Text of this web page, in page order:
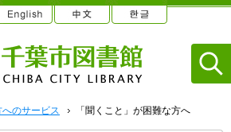
のサービス 「聞くこと」が困難な方へ